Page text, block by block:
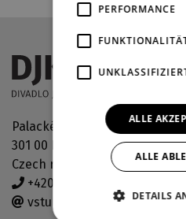
Palackého náměstí 30
301 00 Plzeň
Czech republic
+420 378 038 190
vstupenky@djkt.eu
PERFORMANCE
ALLE
ALLE
DETAILS